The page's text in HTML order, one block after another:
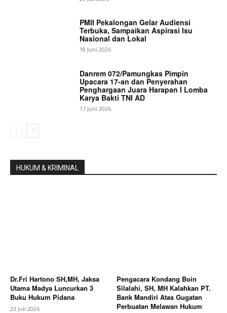
PMII Pekalongan Gelar Audiensi
Terbuka, Sampaikan Aspirasi Isu
Nasional dan Lokal
18 Juni 2026
Danrem 072/Pamungkas Pimpin
Upacara 17-an dan Penyerahan
Penghargaan Juara Harapan I Lomba
Karya Bakti TNI AD
17 Juni 2026
HUKUM & KRIMINAL
Dr.Fri Hartono SH,MH, Jaksa
Utama Madya Luncurkan 3
Buku Hukum Pidana
23 Juli 2026
Pengacara Kondang Boin
Silalahi, SH, MH Kalahkan PT.
Bank Mandiri Atas Gugatan
Perbuatan Melawan Hukum